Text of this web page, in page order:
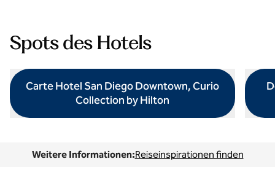
Spots des Hotels
Carte Hotel San Diego Downtown, Curio
Collection by Hilton
Weitere Informationen:Reiseinspirationen finden